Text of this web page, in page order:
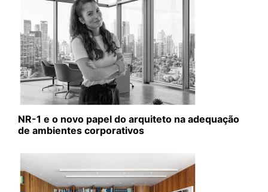
NR-1 e o novo papel do arquiteto na adequação
de ambientes corporativos